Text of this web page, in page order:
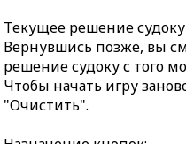
Текущее решение судоку
Вернувшись позже, вы
решение судоку с того
Чтобы начать игру
"Очистить".